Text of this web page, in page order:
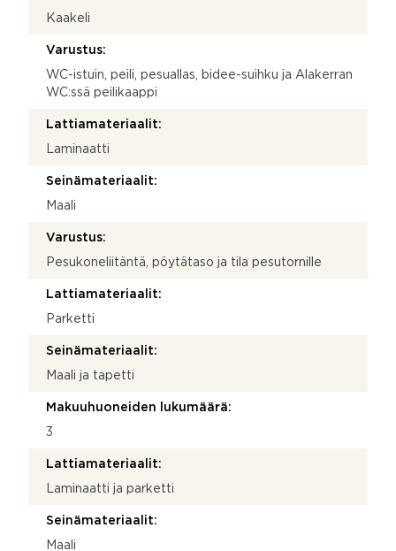
Kaakeli
Varustus:
WC-istuin, peili, pesuallas, bidee-suihku ja Alakerran
WC:ssä peilikaappi
Lattiamateriaalit:
Laminaatti
Seinämateriaalit:
Maali
Varustus:
Pesukoneliitäntä, pöytätaso ja tila pesutornille
Lattiamateriaalit:
Parketti
Seinämateriaalit:
Maali ja tapetti
Makuuhuoneiden lukumäärä:
3
Lattiamateriaalit:
Laminaatti ja parketti
Seinämateriaalit:
Maali